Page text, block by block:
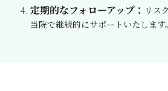
定期的なフォローアップ： リス
当院で継続的にサポートいたします。